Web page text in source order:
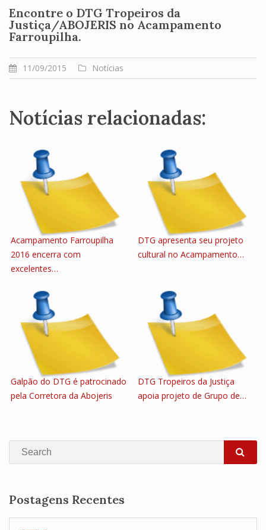
Encontre o DTG Tropeiros da
Justiça/ABOJERIS no Acampamento
Farroupilha.
11/09/2015 Notícias
Notícias relacionadas:
Acampamento Farroupilha
2016 encerra com
excelentes…
DTG apresenta seu projeto
cultural no Acampamento…
Galpão do DTG é patrocinado
pela Corretora da Abojeris
DTG Tropeiros da Justiça
apoia projeto de Grupo de…
Search
Postagens Recentes